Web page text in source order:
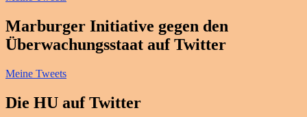
Marburger Initiative gegen den
Überwachungsstaat auf Twitter
Meine Tweets
Die HU auf Twitter